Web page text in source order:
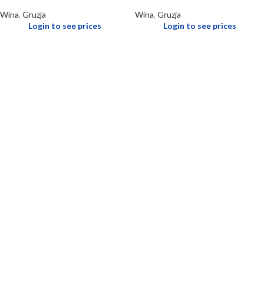
Wina, Gruzja
Login to see prices
Wina, Gruzja
Login to see prices